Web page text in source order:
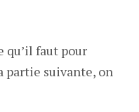
qu’il faut pour
partie suivante, on